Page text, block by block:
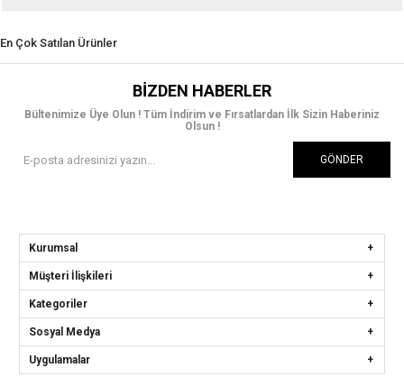
En Çok Satılan Ürünler
BIZDEN HABERLER
Bültenimize Üye Olun ! Tüm İndirim ve Fırsatlardan İlk Sizin Haberiniz
Olsun !
GÖNDER
Kurumsal
Müşteri İlişkileri
Kategoriler
Sosyal Medya
Uygulamalar